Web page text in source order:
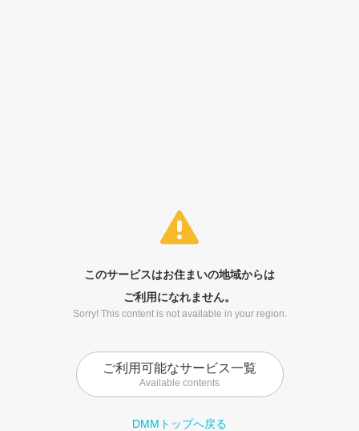
このサービスはお住まいの地域からは
ご利用になれません。
Sorry! This content is not available in your region.
ご利用可能なサービス一覧
Available contents
DMMトップへ戻る